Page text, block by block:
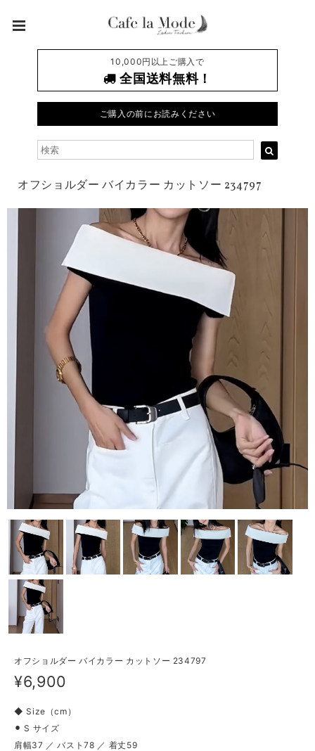
10,000円以上ご購入で
全国送料無料！
ご購入の前にお読みください
オフショルダー バイカラー カットソー 234797
オフショルダー バイカラー カットソー 234797
¥6,900
◆ Size（cm）
⚫︎ S サイズ
肩幅37 ／ バスト78 ／ 着丈59